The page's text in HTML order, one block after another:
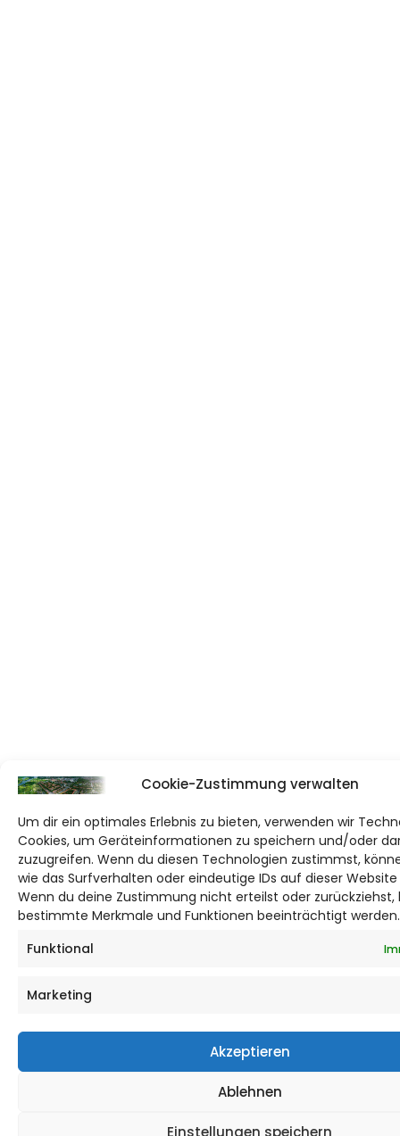
Cookie-Zustimmung verwalten
Um dir ein optimales Erlebnis zu bieten, verwenden wir
Cookies, um Geräteinformationen zu speichern und/oder
zuzugreifen. Wenn du diesen Technologien zustimmst,
wie das Surfverhalten oder eindeutige IDs auf dieser
Wenn du deine Zustimmung nicht erteilst oder zurückziehst,
bestimmte Merkmale und Funktionen beeinträchtigt werden.
Funktional
Marketing
Akzeptieren
Ablehnen
Einstellungen speichern